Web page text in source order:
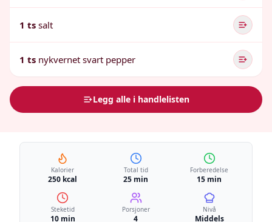
1 ts salt
1 ts nykvernet svart pepper
Legg alle i handlelisten
Kalorier
250 kcal
Total tid
25 min
Forberedelse
15 min
Steketid
10 min
Porsjoner
4
Nivå
Middels